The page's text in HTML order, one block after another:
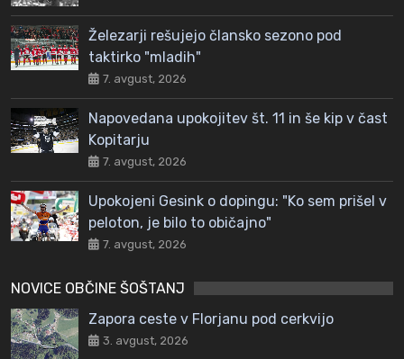
Železarji rešujejo člansko sezono pod
taktirko "mladih"
7. avgust, 2026
Napovedana upokojitev št. 11 in še kip v čast
Kopitarju
7. avgust, 2026
Upokojeni Gesink o dopingu: "Ko sem prišel v
peloton, je bilo to običajno"
7. avgust, 2026
NOVICE OBČINE ŠOŠTANJ
Zapora ceste v Florjanu pod cerkvijo
3. avgust, 2026